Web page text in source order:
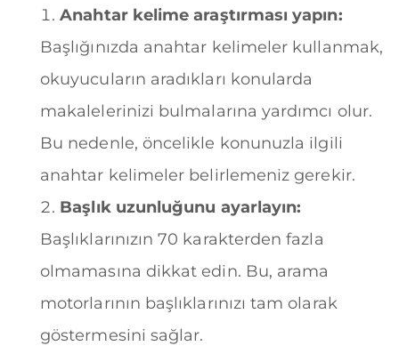
Anahtar kelime araştırması yapın:
Başlığınızda anahtar kelimeler kullanmak,
okuyucuların aradıkları konularda
makalelerinizi bulmalarına yardımcı olur.
Bu nedenle, öncelikle konunuzla ilgili
anahtar kelimeler belirlemeniz gerekir.
Başlık uzunluğunu ayarlayın:
Başlıklarınızın 70 karakterden fazla
olmamasına dikkat edin. Bu, arama
motorlarının başlıklarınızı tam olarak
göstermesini sağlar.